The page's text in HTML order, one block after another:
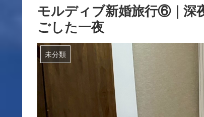
モルディブ新婚旅行⑥｜深
ごした一夜
未分類